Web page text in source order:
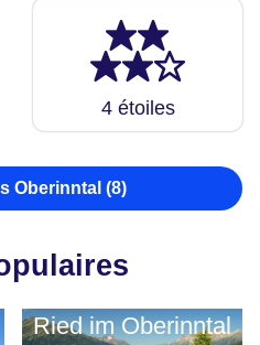
4 étoiles
Oberinntal (8)
Ried im Oberinntal